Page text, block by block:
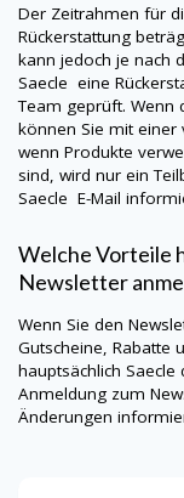
Der Zeitrahmen für
Rückerstattung
kann jedoch je nach
Saecle eine
Team geprüft. Wenn
können Sie mit einer
wenn Produkte
sind, wird nur ein
Saecle E-Mail
Welche Vorteile
Newsletter
Wenn Sie den
Gutscheine, Rabatte
hauptsächlich Saecle
Anmeldung zum
Änderungen